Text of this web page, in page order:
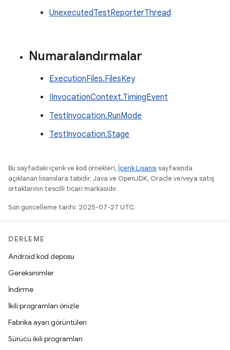
UnexecutedTestReporterThread
Numaralandırmalar
ExecutionFiles.FilesKey
IInvocationContext.TimingEvent
TestInvocation.RunMode
TestInvocation.Stage
Bu sayfadaki içerik ve kod örnekleri, İçerik Lisansı sayfasında
açıklanan lisanslara tabidir. Java ve OpenJDK, Oracle ve/veya satış
ortaklarının tescilli ticari markasıdır.
Son güncelleme tarihi: 2025-07-27 UTC.
DERLEME
Android kod deposu
Gereksinimler
İndirme
İkili programları önizle
Fabrika ayarı görüntüleri
Sürücü ikili programları